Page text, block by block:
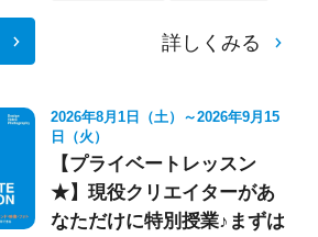
詳しくみる
2026年8月1日（土）～2026年9月15
日（火）
【プライベートレッスン
★】現役クリエイターがあ
なただけに特別授業♪まずは